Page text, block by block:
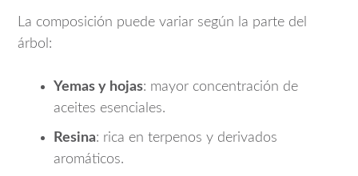
La composición puede variar según la parte del
árbol:
Yemas y hojas: mayor concentración de
aceites esenciales.
Resina: rica en terpenos y derivados
aromáticos.